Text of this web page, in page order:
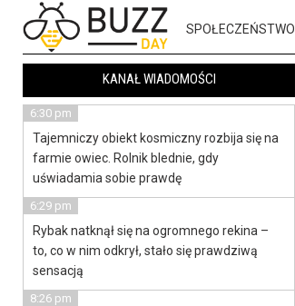
SPOŁECZEŃSTWO
KANAŁ WIADOMOŚCI
6:30 pm
Tajemniczy obiekt kosmiczny rozbija się na
farmie owiec. Rolnik blednie, gdy
uświadamia sobie prawdę
6:29 pm
Rybak natknął się na ogromnego rekina –
to, co w nim odkrył, stało się prawdziwą
sensacją
8:26 pm